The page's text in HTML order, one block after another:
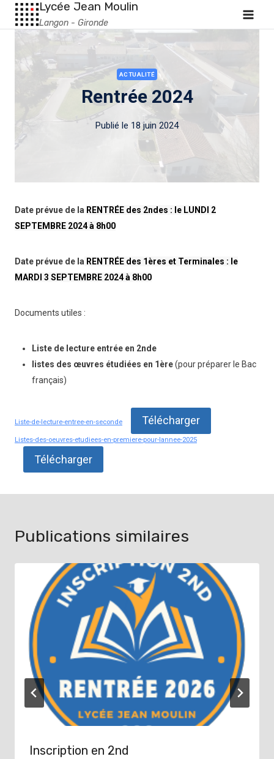
Lycée Jean Moulin
Langon - Gironde
ACTUALITÉ
Rentrée 2024
Publié le 18 juin 2024
Date prévue de la RENTRÉE des 2ndes : le LUNDI 2
SEPTEMBRE 2024 à 8h00
Date prévue de la RENTRÉE des 1ères et Terminales : le
MARDI 3 SEPTEMBRE 2024 à 8h00
Documents utiles :
Liste de lecture entrée en 2nde
listes des œuvres étudiées en 1ère(pour préparer le Bac
français)
Liste-de-lecture-entree-en-seconde Télécharger
Listes-des-oeuvres-etudiees-en-premiere-pour-lannee-2025
Télécharger
Publications similaires
Inscription en 2nd